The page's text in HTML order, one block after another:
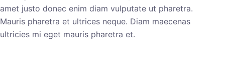
amet justo donec enim diam vulputate ut pharetra.
Mauris pharetra et ultrices neque. Diam maecenas
ultricies mi eget mauris pharetra et.